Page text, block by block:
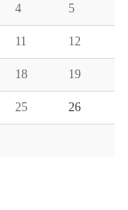
4 5
11 12
18 19
25 26